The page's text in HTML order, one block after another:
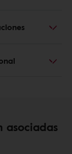
asociadas